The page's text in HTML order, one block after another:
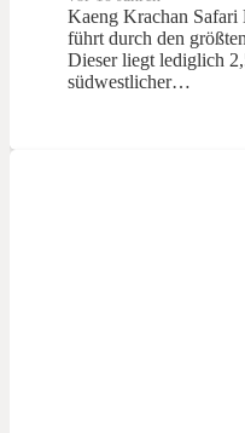
Kaeng Krachan
führt durch den
Dieser liegt lediglich
südwestlicher…